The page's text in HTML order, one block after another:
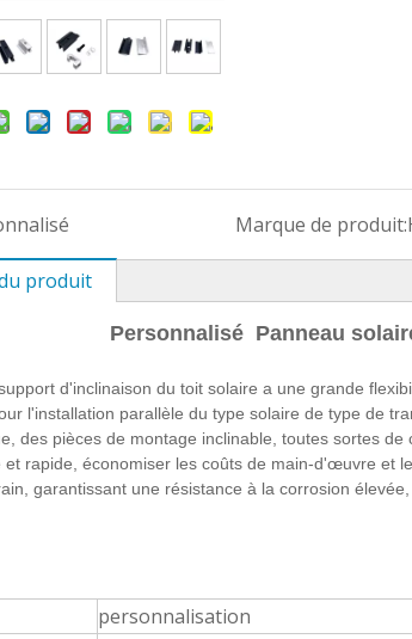
Marque de produit:
produit
Personnalisé Panneau
d'inclinaison du toit solaire a une grande
l'installation parallèle du type solaire de type de
des pièces de montage inclinable, toutes sortes
et rapide, économiser les coûts de main-d'œuvre et
garantissant une résistance à la corrosion
personnalisation